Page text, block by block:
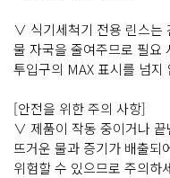
∨ 식기세척기 전용 린스는
물 자국을 줄여주므로 필요
투입구의 MAX 표시를 넘지
[안전을 위한 주의 사항]
∨ 제품이 작동 중이거나 끝
뜨거운 물과 증기가 배출되
위험할 수 있으므로 주의하